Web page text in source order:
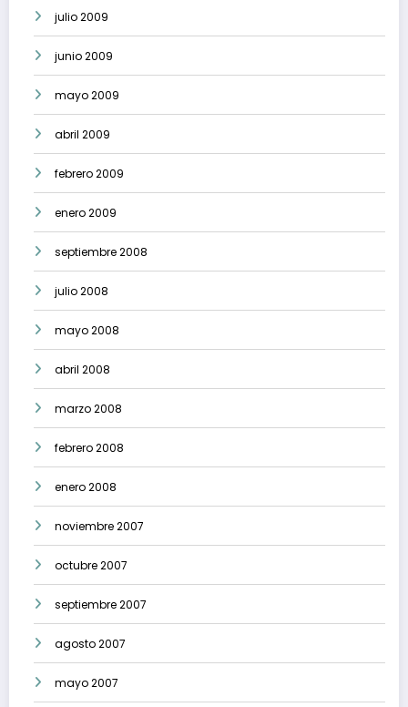
julio 2009
junio 2009
mayo 2009
abril 2009
febrero 2009
enero 2009
septiembre 2008
julio 2008
mayo 2008
abril 2008
marzo 2008
febrero 2008
enero 2008
noviembre 2007
octubre 2007
septiembre 2007
agosto 2007
mayo 2007